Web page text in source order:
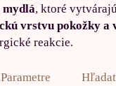
mydlá, ktoré
vrstvu pokožky a
reakcie.
Parametre